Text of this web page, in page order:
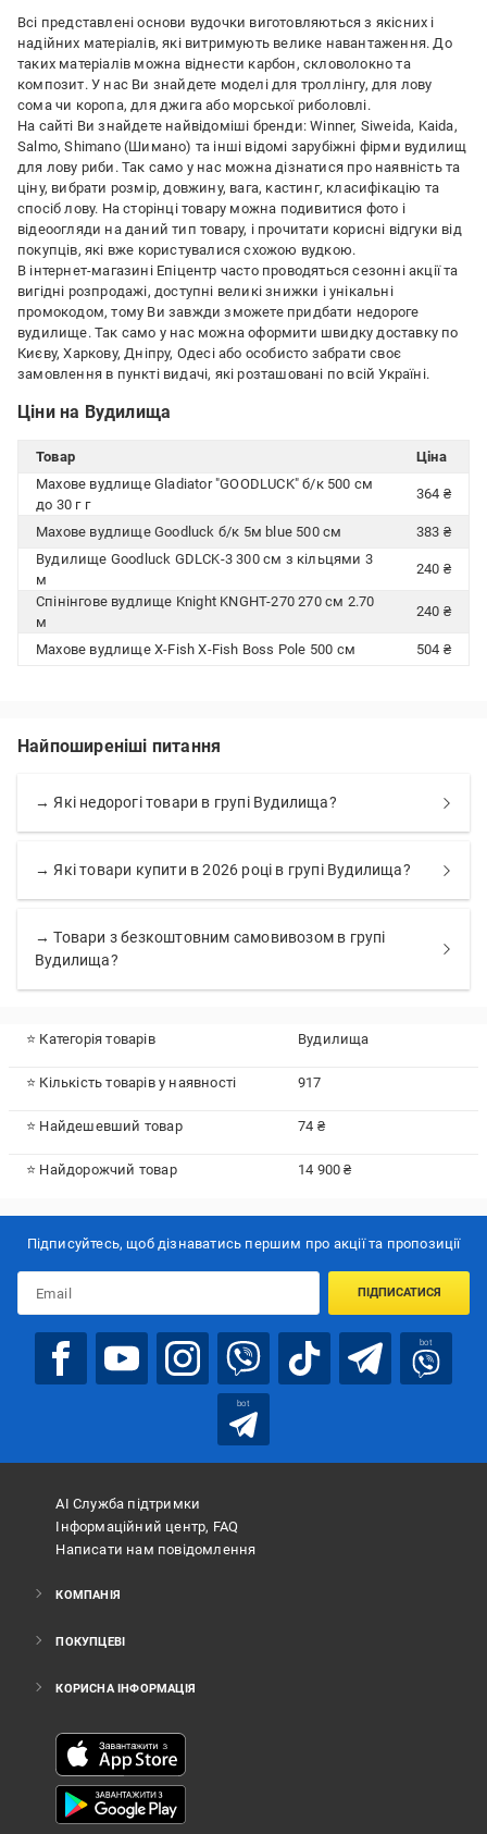
Всі представлені основи вудочки виготовляються з якісних і
надійних матеріалів, які витримують велике навантаження. До
таких матеріалів можна віднести карбон, скловолокно та
композит. У нас Ви знайдете моделі для троллінгу, для лову
сома чи коропа, для джига або морської риболовлі.
На сайті Ви знайдете найвідоміші бренди: Winner, Siweida, Kaida,
Salmo, Shimano (Шимано) та інші відомі зарубіжні фірми вудилищ
для лову риби. Так само у нас можна дізнатися про наявність та
ціну, вибрати розмір, довжину, вага, кастинг, класифікацію та
спосіб лову. На сторінці товару можна подивитися фото і
відеоогляди на даний тип товару, і прочитати корисні відгуки від
покупців, які вже користувалися схожою вудкою.
В інтернет-магазині Епіцентр часто проводяться сезонні акції та
вигідні розпродажі, доступні великі знижки і унікальні
промокодом, тому Ви завжди зможете придбати недороге
вудилище. Так само у нас можна оформити швидку доставку по
Києву, Харкову, Дніпру, Одесі або особисто забрати своє
замовлення в пункті видачі, які розташовані по всій Україні.
Ціни на Вудилища
Товар
Ціна
Махове вудлище Gladiator "GOODLUCK" б/к 500 см
до 30 г г
364 ₴
Махове вудлище Goodluck б/к 5м blue 500 см
383 ₴
Вудилище Goodluck GDLCK-3 300 см з кільцями 3
м
240 ₴
Спінінгове вудлище Knight KNGHT-270 270 см 2.70
м
240 ₴
Махове вудлище X-Fish X-Fish Boss Pole 500 см 504 ₴
Найпоширеніші питання
→ Які недорогі товари в групі Вудилища?
→ Які товари купити в 2026 році в групі Вудилища?
→ Товари з безкоштовним самовивозом в групі
Вудилища?
⭐ Категорія товарів Вудилища
⭐ Кількість товарів у наявності 917
⭐ Найдешевший товар 74 ₴
⭐ Найдорожчий товар 14 900 ₴
Підписуйтесь, щоб дізнаватись першим про акції та пропозиції
ПІДПИСАТИСЯ
bot
bot
АІ Служба підтримки
Інформаційний центр, FAQ
Написати нам повідомлення
КОМПАНІЯ
ПОКУПЦЕВІ
КОРИСНА ІНФОРМАЦІЯ